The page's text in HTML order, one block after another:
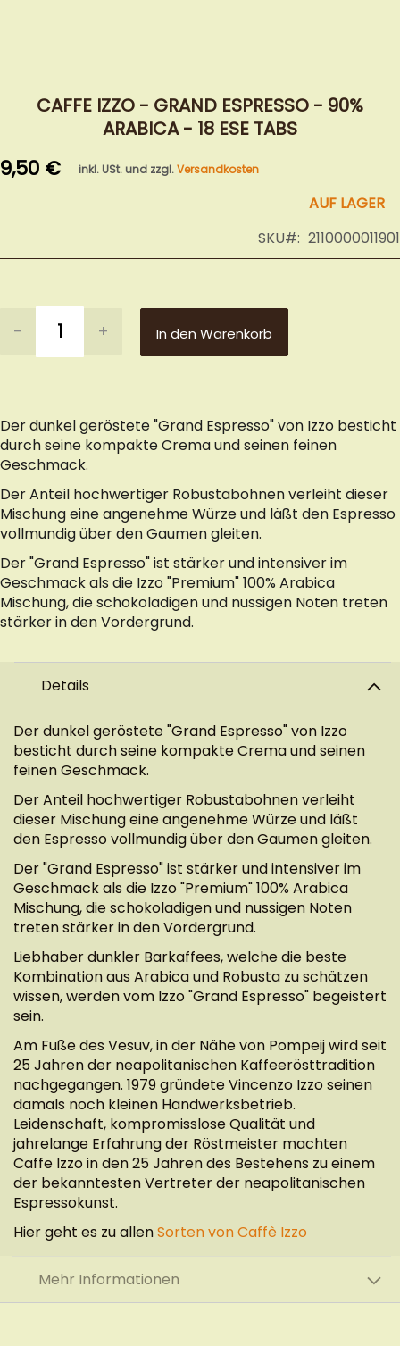
Anfang
springen
CAFFE IZZO - GRAND ESPRESSO - 90%
ARABICA - 18 ESE TABS
9,50 € inkl. USt. und zzgl.Versandkosten
AUF LAGER
SKU
2110000011901
- + In den Warenkorb
Der dunkel geröstete "Grand Espresso" von Izzo besticht
durch seine kompakte Crema und seinen feinen
Geschmack.
Der Anteil hochwertiger Robustabohnen verleiht dieser
Mischung eine angenehme Würze und läßt den Espresso
vollmundig über den Gaumen gleiten.
Der "Grand Espresso" ist stärker und intensiver im
Geschmack als die Izzo "Premium" 100% Arabica
Mischung, die schokoladigen und nussigen Noten treten
stärker in den Vordergrund.
Details
Der dunkel geröstete "Grand Espresso" von Izzo
besticht durch seine kompakte Crema und seinen
feinen Geschmack.
Der Anteil hochwertiger Robustabohnen verleiht
dieser Mischung eine angenehme Würze und läßt
den Espresso vollmundig über den Gaumen gleiten.
Der "Grand Espresso" ist stärker und intensiver im
Geschmack als die Izzo "Premium" 100% Arabica
Mischung, die schokoladigen und nussigen Noten
treten stärker in den Vordergrund.
Liebhaber dunkler Barkaffees, welche die beste
Kombination aus Arabica und Robusta zu schätzen
wissen, werden vom Izzo "Grand Espresso" begeistert
sein.
Am Fuße des Vesuv, in der Nähe von Pompeij wird seit
25 Jahren der neapolitanischen Kaffeerösttradition
nachgegangen. 1979 gründete Vincenzo Izzo seinen
damals noch kleinen Handwerksbetrieb.
Leidenschaft, kompromisslose Qualität und
jahrelange Erfahrung der Röstmeister machten
Caffe Izzo in den 25 Jahren des Bestehens zu einem
der bekanntesten Vertreter der neapolitanischen
Espressokunst.
Hier geht es zu allenSorten von Caffè Izzo
Mehr Informationen